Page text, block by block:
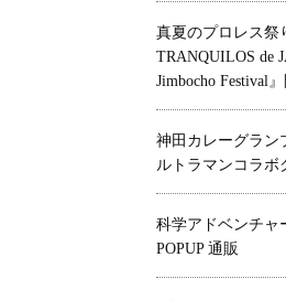
真夏のプロレス祭
TRANQUILOS de
Jimbocho Festival』
神田カレーグラ
ルトラマンコラボ
科学アドベンチャ
POPUP 通販